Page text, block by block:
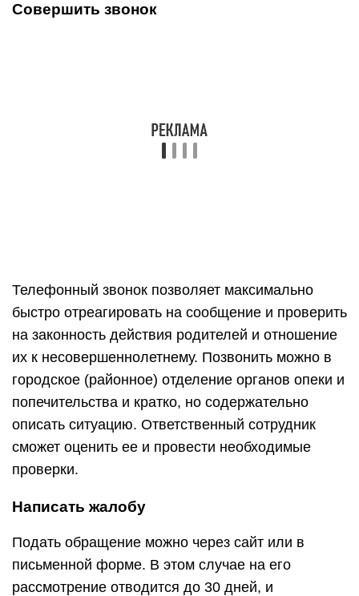
Совершить звонок
Телефонный звонок позволяет максимально
быстро отреагировать на сообщение и проверить
на законность действия родителей и отношение
их к несовершеннолетнему. Позвонить можно в
городское (районное) отделение органов опеки и
попечительства и кратко, но содержательно
описать ситуацию. Ответственный сотрудник
сможет оценить ее и провести необходимые
проверки.
Написать жалобу
Подать обращение можно через сайт или в
письменной форме. В этом случае на его
рассмотрение отводится до 30 дней, и